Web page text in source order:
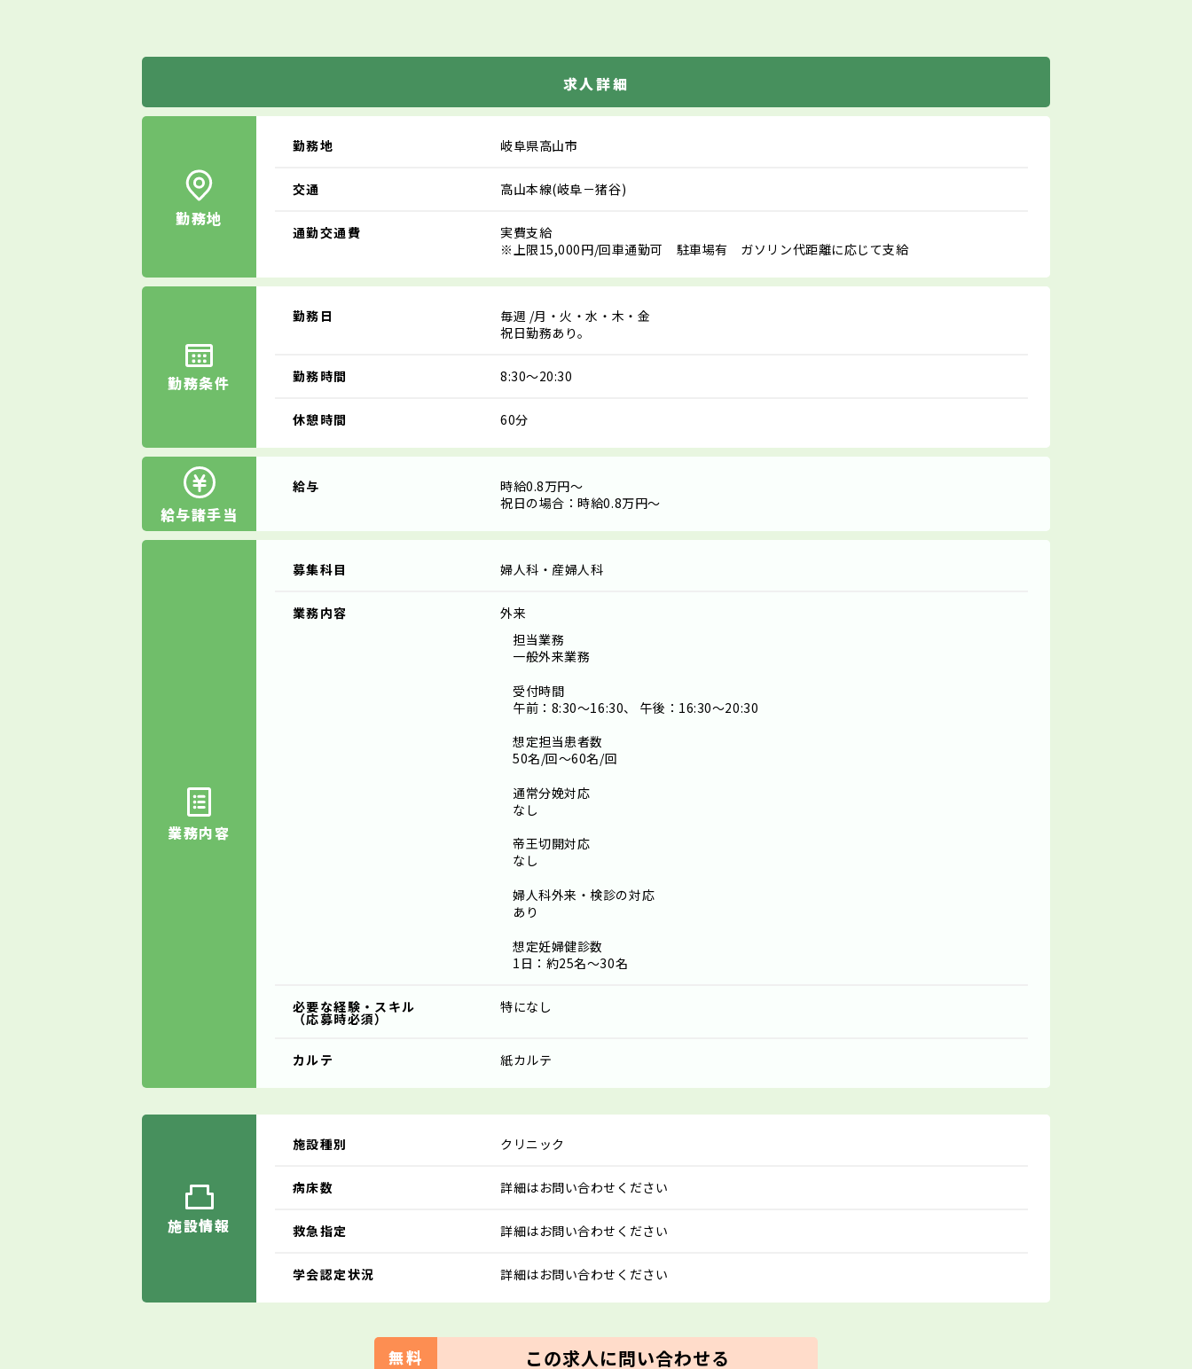
求人詳細
勤務地
勤務地 岐阜県高山市
交通 高山本線(岐阜－猪谷)
通勤交通費
実費支給
※上限15,000円/回車通勤可 駐車場有 ガソリン代距離に応じて支給
勤務条件
勤務日 毎週 /月・火・水・木・金
祝日勤務あり。
勤務時間 8:30～20:30
休憩時間 60分
給与諸手当
給与
時給0.8万円～
祝日の場合：時給0.8万円～
業務内容
募集科目 婦人科・産婦人科
業務内容
外来
担当業務
一般外来業務
受付時間
午前：8:30～16:30、 午後：16:30～20:30
想定担当患者数
50名/回～60名/回
通常分娩対応
なし
帝王切開対応
なし
婦人科外来・検診の対応
あり
想定妊婦健診数
1日：約25名～30名
必要な経験・スキル
（応募時必須）
特になし
カルテ 紙カルテ
施設情報
施設種別 クリニック
病床数 詳細はお問い合わせください
救急指定 詳細はお問い合わせください
学会認定状況 詳細はお問い合わせください
無料 この求人に問い合わせる